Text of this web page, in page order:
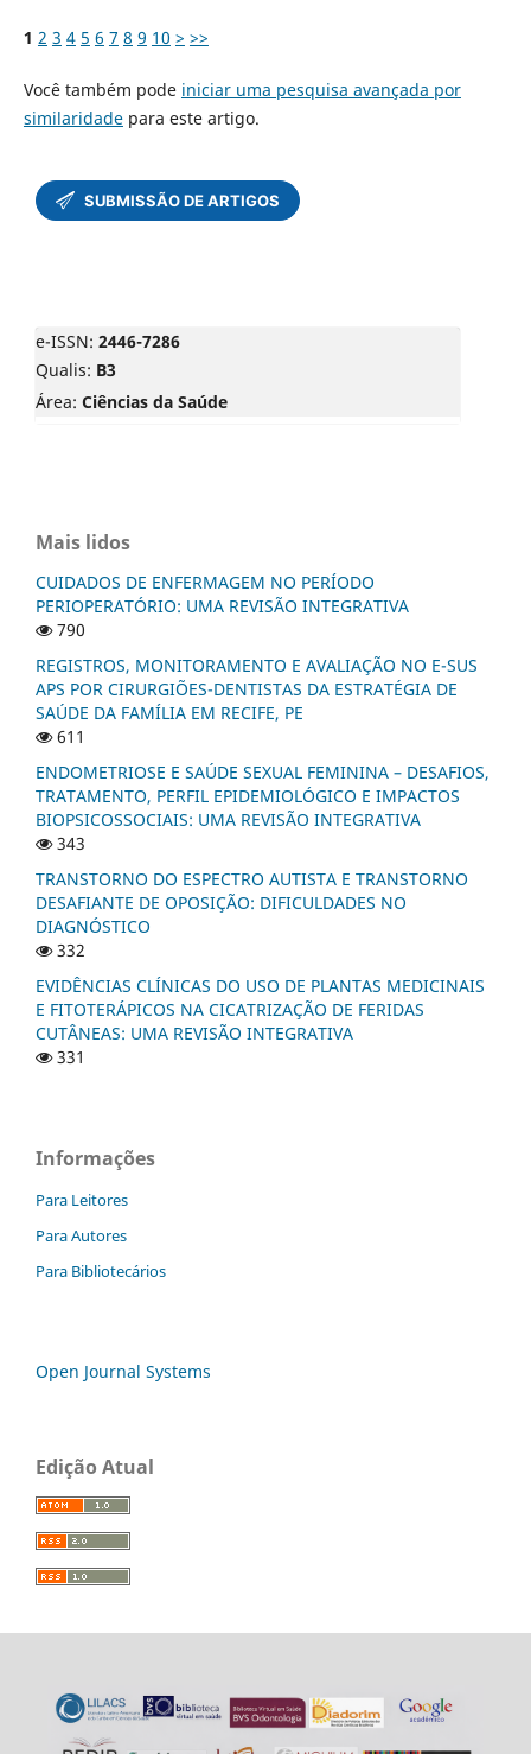
1 2 3 4 5 6 7 8 9 10 > >>
Você também pode iniciar uma pesquisa avançada por
similaridadepara este artigo.
e-ISSN: 2446-7286
Qualis: B3
Área: Ciências da Saúde
Mais lidos
CUIDADOS DE ENFERMAGEM NO PERÍODO
PERIOPERATÓRIO: UMA REVISÃO INTEGRATIVA
790
REGISTROS, MONITORAMENTO E AVALIAÇÃO NO E-SUS
APS POR CIRURGIÕES-DENTISTAS DA ESTRATÉGIA DE
SAÚDE DA FAMÍLIA EM RECIFE, PE
611
ENDOMETRIOSE E SAÚDE SEXUAL FEMININA – DESAFIOS,
TRATAMENTO, PERFIL EPIDEMIOLÓGICO E IMPACTOS
BIOPSICOSSOCIAIS: UMA REVISÃO INTEGRATIVA
343
TRANSTORNO DO ESPECTRO AUTISTA E TRANSTORNO
DESAFIANTE DE OPOSIÇÃO: DIFICULDADES NO
DIAGNÓSTICO
332
EVIDÊNCIAS CLÍNICAS DO USO DE PLANTAS MEDICINAIS
E FITOTERÁPICOS NA CICATRIZAÇÃO DE FERIDAS
CUTÂNEAS: UMA REVISÃO INTEGRATIVA
331
Informações
Para Leitores
Para Autores
Para Bibliotecários
Open Journal Systems
Edição Atual